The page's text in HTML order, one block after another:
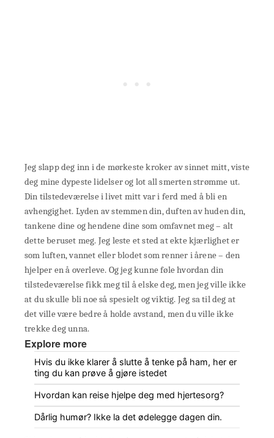
Jeg slapp deg inn i de mørkeste kroker av sinnet mitt, viste
deg mine dypeste lidelser og lot all smerten strømme ut.
Din tilstedeværelse i livet mitt var i ferd med å bli en
avhengighet. Lyden av stemmen din, duften av huden din,
tankene dine og hendene dine som omfavnet meg – alt
dette beruset meg. Jeg leste et sted at ekte kjærlighet er
som luften, vannet eller blodet som renner i årene – den
hjelper en å overleve. Ogjeg kunne føle hvordan din
tilstedeværelse fikk meg til å elske deg, men jeg ville ikke
at du skulle bli noe så spesielt og viktig. Jeg sa til deg at
det ville være bedre å holde avstand, men du ville ikke
trekke deg unna.
Explore more
Hvis du ikke klarer å slutte å tenke på ham, her er
ting du kan prøve å gjøre istedet
Hvordan kan reise hjelpe deg med hjertesorg?
Dårlig humør? Ikke la det ødelegge dagen din.